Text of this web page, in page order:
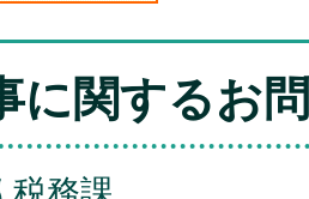
に関するお